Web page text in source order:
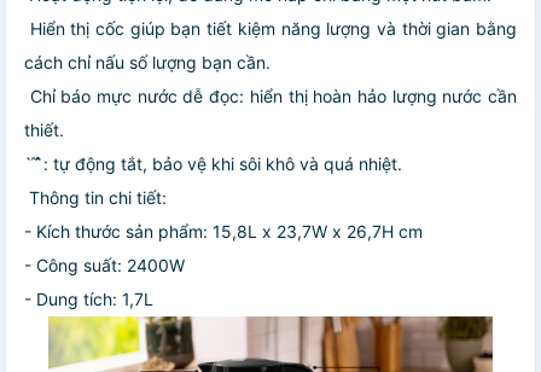
Hiển thị cốc giúp bạn tiết kiệm năng lượng và thời gian bằng
cách chỉ nấu số lượng bạn cần.
Chỉ báo mực nước dễ đọc: hiển thị hoàn hảo lượng nước cần
thiết.
̀ ̂́ ̂̀: tự động tắt, bảo vệ khi sôi khô và quá nhiệt.
Thông tin chi tiết:
- Kích thước sản phẩm: 15,8L x 23,7W x 26,7H cm
- Công suất: 2400W
- Dung tích: 1,7L